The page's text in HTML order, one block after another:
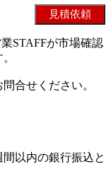
業STAFFが市場確認
合せください。
以内の銀行振込と